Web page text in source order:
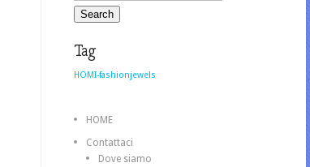
Tag
HOMI-fashionjewels
HOME
Contattaci
Dove siamo